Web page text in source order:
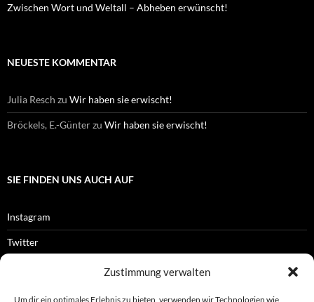
Zustimmung verwalten
Um dir ein optimales Erlebnis zu bieten, verwenden wir Technologien wie
Zwischen Wort und Weltall – Abheben erwünscht!
NEUESTE KOMMENTAR
Julia Resch zu Wir haben sie erwischt!
Bröckels, E.-Günterzu Wir haben sie erwischt!
SIE FINDEN UNS AUCH AUF
Instagram
Twitter